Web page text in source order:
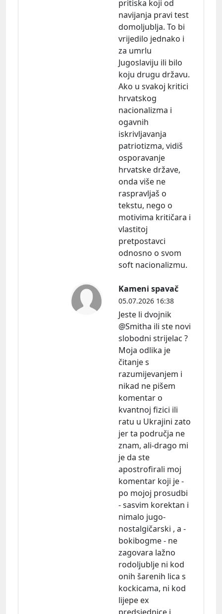
pritiska koji od
navijanja pravi test
domoljublja. To bi
vrijedilo jednako i
za umrlu
Jugoslaviju ili bilo
koju drugu državu.
Ako u svakoj kritici
hrvatskog
nacionalizma i
ogavnih
iskrivljavanja
patriotizma, vidiš
osporavanje
hrvatske države,
onda više ne
raspravljaš o
tekstu, nego o
motivima kritičara i
vlastitoj
pretpostavci
odnosno o svom
soft nacionalizmu.
Kameni spavač
05.07.2026 16:38
Jeste li dvojnik
@Smitha ili ste novi
slobodni strijelac ?
Moja odlika je
čitanje s
razumijevanjem i
nikad ne pišem
komentar o
kvantnoj fizici ili
ratu u Ukrajini zato
jer ta područja ne
znam, ali-drago mi
je da ste
apostrofirali moj
komentar koji je -
po mojoj prosudbi
- sasvim korektan i
nimalo jugo-
nostalgičarski , a -
bokibogme - ne
zagovara lažno
rodoljublje ni kod
onih šarenih lica s
kockicama, ni kod
lijepe ex